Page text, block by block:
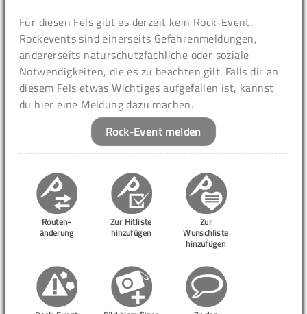
Für diesen Fels gibt es derzeit kein Rock-Event.
Rockevents sind einerseits Gefahrenmeldungen,
andererseits naturschutzfachliche oder soziale
Notwendigkeiten, die es zu beachten gilt. Falls dir an
diesem Fels etwas Wichtiges aufgefallen ist, kannst
du hier eine Meldung dazu machen.
Rock-Event melden
Routen-
änderung
Zur Hitliste
hinzufügen
Zur
Wunschliste
hinzufügen